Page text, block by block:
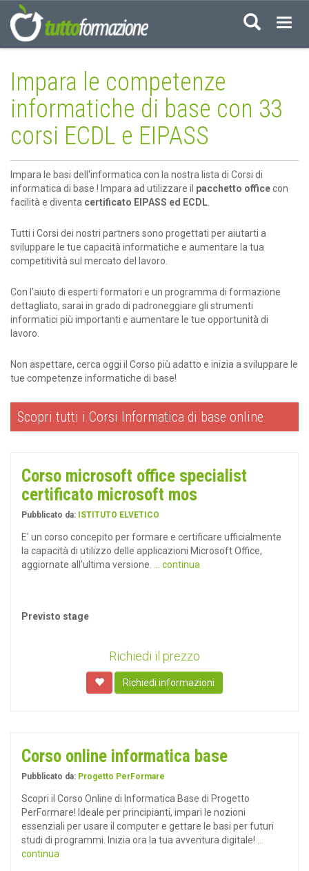
Impara le competenze
informatiche di base con 33
corsi ECDL e EIPASS
Impara le basi dell'informatica con la nostra lista di Corsi di
informatica di base ! Impara ad utilizzare il pacchetto officecon
facilità e diventa certificato EIPASS ed ECDL
Tutti i Corsi dei nostri partners sono progettati per aiutarti a
sviluppare le tue capacità informatiche e aumentare la tua
competitività sul mercato del lavoro.
Con l'aiuto di esperti formatori e un programma di formazione
dettagliato, sarai in grado di padroneggiare gli strumenti
informatici più importanti e aumentare le tue opportunità di
lavoro.
Non aspettare, cerca oggi il Corso più adatto e inizia a sviluppare le
tue competenze informatiche di base!
Scopri tutti i Corsi Informatica di base online
Corso microsoft office specialist
certificato microsoft mos
Pubblicato da: ISTITUTO ELVETICO
E' un corso concepito per formare e certificare ufficialmente
la capacità di utilizzo delle applicazioni Microsoft Office,
aggiornate all'ultima versione.
... continua
Previsto stage
Richiedi il prezzo
Richiedi informazioni
Corso online informatica base
Pubblicato da: Progetto PerFormare
Scopri il Corso Online di Informatica Base di Progetto
PerFormare! Ideale per principianti, impari le nozioni
essenziali per usare il computer e gettare le basi per futuri
studi di programmi. Inizia ora la tua avventura digitale!
continua